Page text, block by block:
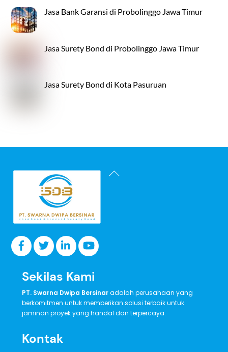
Jasa Bank Garansi di Probolinggo Jawa Timur
Jasa Surety Bond di Probolinggo Jawa Timur
Jasa Surety Bond di Kota Pasuruan
Back
Sekilas Kami
PT. Swarna Dwipa Bersinaradalah perusahaan yang
berkomitmen untuk memberikan solusi terbaik untuk
jaminan proyek yang handal dan terpercaya.
Kontak